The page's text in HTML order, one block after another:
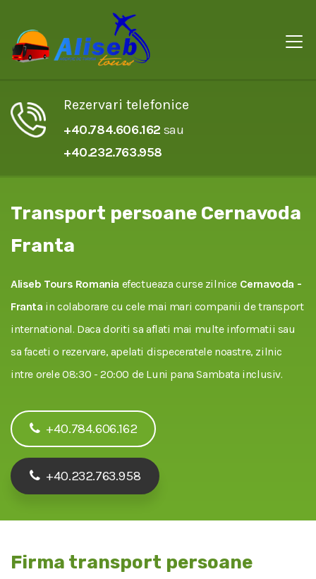
Rezervari telefonice
+40.784.606.162 sau
+40.232.763.958
Transport persoane Cernavoda
Franta
Aliseb Tours Romania efectueaza curse zilnice Cernavoda -
Franta in colaborare cu cele mai mari companii de transport
international. Daca doriti sa aflati mai multe informatii sau
sa faceti o rezervare, apelati dispeceratele noastre, zilnic
intre orele 08:30 - 20:00 de Luni pana Sambata inclusiv.
+40.784.606.162
+40.232.763.958
Firma transport persoane